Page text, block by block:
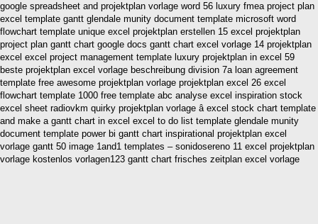
google spreadsheet and projektplan vorlage word 56 luxury fmea project plan
excel template gantt glendale munity document template microsoft word
flowchart template unique excel projektplan erstellen 15 excel projektplan
project plan gantt chart google docs gantt chart excel vorlage 14 projektplan
excel excel project management template luxury projektplan in excel 59
beste projektplan excel vorlage beschreibung division 7a loan agreement
template free awesome projektplan vorlage projektplan excel 26 excel
flowchart template 1000 free template abc analyse excel inspiration stock
excel sheet radiovkm quirky projektplan vorlage â excel stock chart template
and make a gantt chart in excel excel to do list template glendale munity
document template power bi gantt chart inspirational projektplan excel
vorlage gantt 50 image 1and1 templates – sonidosereno 11 excel projektplan
vorlage kostenlos vorlagen123 gantt chart frisches zeitplan excel vorlage